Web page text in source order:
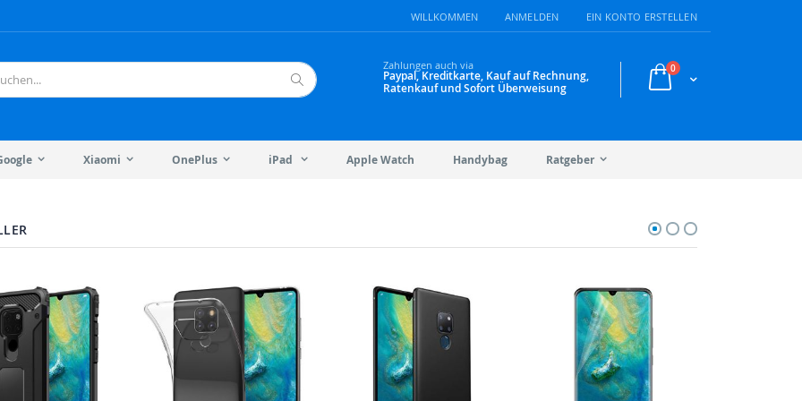
WILLKOMMEN ANMELDEN EIN KONTO ERSTELLEN
Warenkorb
0Artikel
Zahlungen auch via
Paypal, Kreditkarte, Kauf auf Rechnung,
Ratenkauf und Sofort Überweisung
Xiaomi OnePlus iPad Apple Watch Handybag Ratgeber